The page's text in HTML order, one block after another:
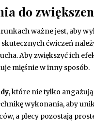
do
ważne jest, aby
ćwiczeń
Aby zwiększyć ich
mięśnie w inny sposób.
, które nie tylko
wykonania, aby
a plecy pozostają